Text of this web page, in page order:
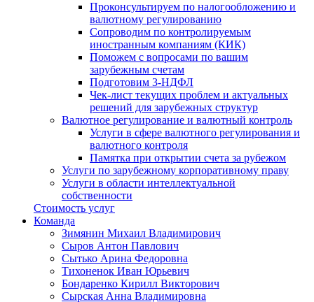
Проконсультируем по налогообложению и
валютному регулированию
Сопроводим по контролируемым
иностранным компаниям (КИК)
Поможем с вопросами по вашим
зарубежным счетам
Подготовим 3-НДФЛ
Чек-лист текущих проблем и актуальных
решений для зарубежных структур
Валютное регулирование и валютный контроль
Услуги в сфере валютного регулирования и
валютного контроля
Памятка при открытии счета за рубежом
Услуги по зарубежному корпоративному праву
Услуги в области интеллектуальной
собственности
Стоимость услуг
Команда
Зимянин Михаил Владимирович
Сыров Антон Павлович
Сытько Арина Федоровна
Тихоненок Иван Юрьевич
Бондаренко Кирилл Викторович
Сырская Анна Владимировна